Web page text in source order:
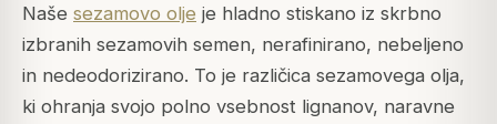
Naše sezamovo olje je hladno stiskano iz skrbno
izbranih sezamovih semen, nerafinirano, nebeljeno
in nedeodorizirano. To je različica sezamovega olja,
ki ohranja svojo polno vsebnost lignanov, naravne